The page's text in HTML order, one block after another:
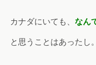
カナダにいても、 なん
と思うことはあったし。